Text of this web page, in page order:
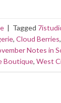
| Tagged
, Cloud Berries,
Notes in
Boutique, West